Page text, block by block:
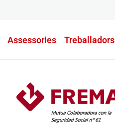
Assessories Treballadors